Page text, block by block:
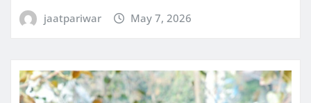
jaatpariwar May 7, 2026